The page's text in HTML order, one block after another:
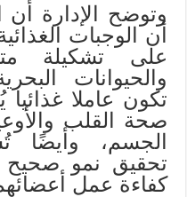
وتوضح الإدارة
أن الوجبات
على تشكيلة
والحيوانات
تكون عاملا
صحة القلب
الجسم، وأيضًا
تحقيق نمو
كفاءة عمل